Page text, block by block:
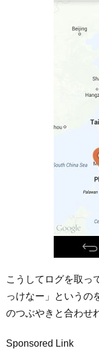
こうしてログを取っ
っけなー」というの
のつぶやきと合わせ
Sponsored Link